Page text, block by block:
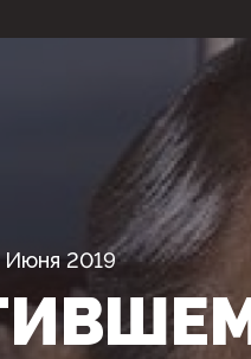
Июня 2019